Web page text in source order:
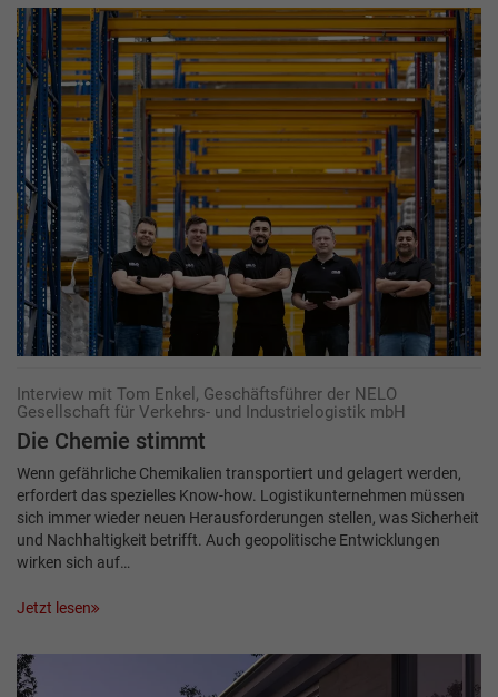
Interview mit Tom Enkel, Geschäftsführer der NELO
Gesellschaft für Verkehrs- und Industrielogistik mbH
Die Chemie stimmt
Wenn gefährliche Chemikalien transportiert und gelagert werden,
erfordert das spezielles Know-how. Logistikunternehmen müssen
sich immer wieder neuen Herausforderungen stellen, was Sicherheit
und Nachhaltigkeit betrifft. Auch geopolitische Entwicklungen
wirken sich auf…
Jetzt lesen